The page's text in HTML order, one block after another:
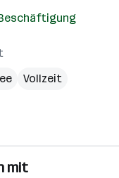
Vollzeit
mit